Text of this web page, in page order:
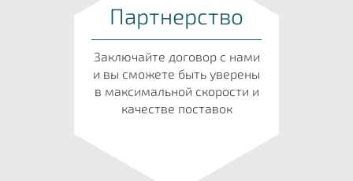
Партнерство
Заключайте договор с нами
и вы сможете быть уверены
в максимальной скорости и
качестве поставок